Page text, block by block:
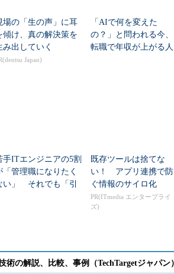
場の「生の声」に耳
傾け、真の解決策を
み出していく
Japan)
「AIで何を変えた
の？」と問われる今、
転職で年収が上がる人
手ITエンジニアの5割
「管理職になりたく
い」 それでも「引
既存ツールは捨てな
い！ アプリ連携で防
ぐ情報のサイロ化
PR(ITmedia エンタープライ
ズ)